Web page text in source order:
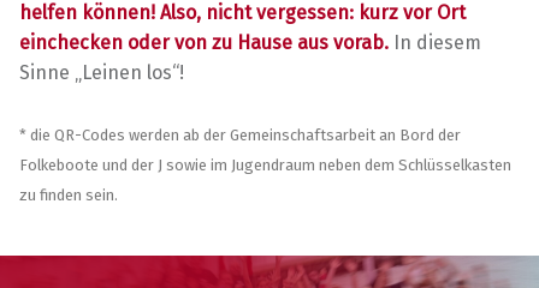
helfen können! Also, nicht vergessen: kurz vor Ort
einchecken oder von zu Hause aus vorab. In diesem
Sinne „Leinen los“!
* die QR-Codes werden ab der Gemeinschaftsarbeit an Bord der
Folkeboote und der J sowie im Jugendraum neben dem Schlüsselkasten
zu finden sein.
Post navigation